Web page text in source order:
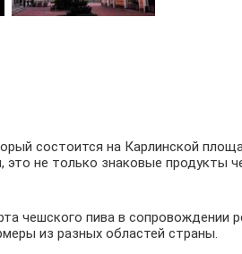
состоится на Карлинской
не только знаковые продукты
чешского пива в сопровождении
из разных областей страны.